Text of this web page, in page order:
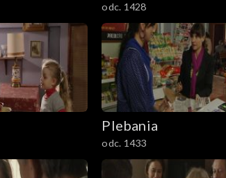
odc. 1428
Plebania
odc. 1433